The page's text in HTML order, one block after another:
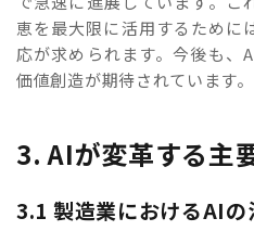
恵を最大限に活用するために
応が求められます。今後も、
価値創造が期待されています。
3. AIが変革する主
3.1 製造業におけるAIの